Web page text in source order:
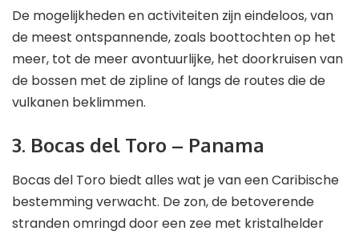
De mogelijkheden en activiteiten zijn eindeloos, van
de meest ontspannende, zoals boottochten op het
meer, tot de meer avontuurlijke, het doorkruisen van
de bossen met de zipline of langs de routes die de
vulkanen beklimmen.
3. Bocas del Toro – Panama
Bocas del Toro biedt alles wat je van een Caribische
bestemming verwacht. De zon, de betoverende
stranden omringd door een zee met kristalhelder